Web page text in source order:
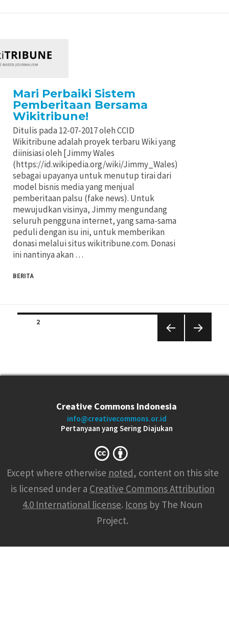
Mari Perbaiki Sistem
Pemberitaan Bersama
Wikitribune!
Ditulis pada 12-07-2017 oleh CCID
Wikitribune adalah proyek terbaru Wiki yang
diinisiasi oleh [Jimmy Wales
(https://id.wikipedia.org/wiki/Jimmy_Wales)
sebagai upayanya untuk menutup tirai dari
model bisnis media yang menjual
pemberitaan palsu (fake news). Untuk
mewujudkan visinya, Jimmy mengundang
seluruh pengguna internet, yang sama-sama
peduli dengan isu ini, untuk memberikan
donasi melalui situs wikitribune.com. Donasi
ini nantinya akan …
BERITA
Posts
PAGE2
Creative Commons Indonesia
info@creativecommons.or.id
Pertanyaan yang Sering Diajukan
Except where otherwise noted, content on this site
is licensed under a Creative Commons Attribution
4.0 International license. Icons by The Noun
Project.